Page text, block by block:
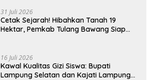
31 Juli 2026
Cetak Sejarah! Hibahkan Tanah 19
Hektar, Pemkab Tulang Bawang Siap
16 Juli 2026
Kawal Kualitas Gizi Siswa: Bupati
Lampung Selatan dan Kajati Lampung